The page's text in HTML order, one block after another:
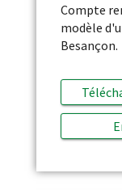
Compte
modèle
Besançon.